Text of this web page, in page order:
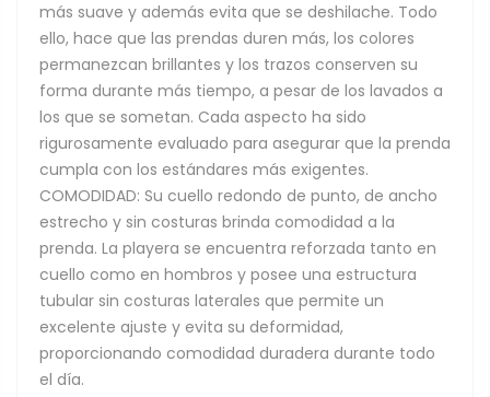
más suave y además evita que se deshilache. Todo
ello, hace que las prendas duren más, los colores
permanezcan brillantes y los trazos conserven su
forma durante más tiempo, a pesar de los lavados a
los que se sometan. Cada aspecto ha sido
rigurosamente evaluado para asegurar que la prenda
cumpla con los estándares más exigentes.
COMODIDAD: Su cuello redondo de punto, de ancho
estrecho y sin costuras brinda comodidad a la
prenda. La playera se encuentra reforzada tanto en
cuello como en hombros y posee una estructura
tubular sin costuras laterales que permite un
excelente ajuste y evita su deformidad,
proporcionando comodidad duradera durante todo
el día.